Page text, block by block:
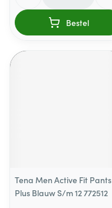
Bestel
Tena Men Active Fit Pants
Plus Blauw S/m 12 772512